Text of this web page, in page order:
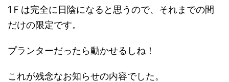
1Ｆは完全に日陰になると思うので、それまでの間
だけの限定です。
プランターだったら動かせるしね！
これが残念なお知らせの内容でした。